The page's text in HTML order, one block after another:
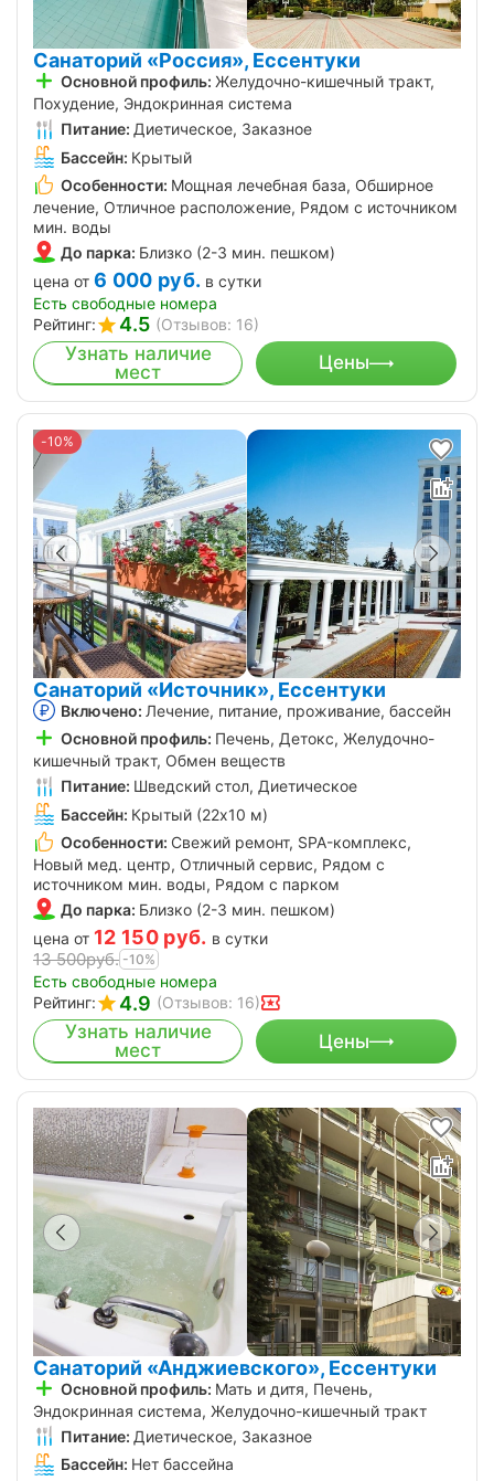
Санаторий «Россия», Ессентуки
Основной профиль: Желудочно-кишечный тракт,
Похудение, Эндокринная система
Питание: Диетическое, Заказное
Бассейн: Крытый
Особенности: Мощная лечебная база, Обширное
лечение, Отличное расположение, Рядом с источником
мин. воды
До парка: Близко (2-3 мин. пешком)
цена от 6 000 руб. в сутки
Есть свободные номера
Рейтинг:
4.5 (Отзывов: 16)
Узнать наличие
мест
Цены
-10%
Санаторий «Источник», Ессентуки
Включено: Лечение, питание, проживание, бассейн
Основной профиль: Печень, Детокс, Желудочно-
кишечный тракт, Обмен веществ
Питание: Шведский стол, Диетическое
Бассейн: Крытый (22х10 м)
Особенности: Свежий ремонт, SPA-комплекс,
Новый мед. центр, Отличный сервис, Рядом с
источником мин. воды, Рядом с парком
До парка: Близко (2-3 мин. пешком)
цена от 12 150 руб. в сутки
13 500руб. -10%
Есть свободные номера
Рейтинг:
4.9 (Отзывов: 16)
Узнать наличие
мест
Цены
Санаторий «Анджиевского», Ессентуки
Основной профиль: Мать и дитя, Печень,
Эндокринная система, Желудочно-кишечный тракт
Питание: Диетическое, Заказное
Бассейн: Нет бассейна